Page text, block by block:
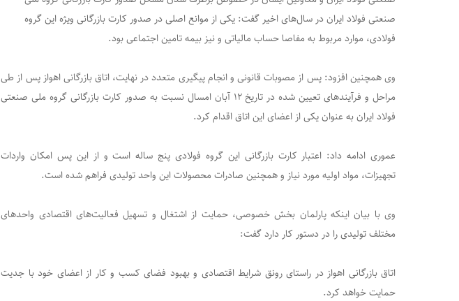
صنعتی فولاد ایران در سال‌های اخیر گفت: یکی از موانع اصلی در صدور کارت بازرگانی ویژه این گروه
فولادی، موارد مربوط به مفاصا حساب مالیاتی و نیز بیمه تامین اجتماعی بود.
وی همچنین افزود: پس از مصوبات قانونی و انجام پیگیری‌ متعدد در نهایت، اتاق بازرگانی اهواز پس از طی
مراحل و فرآیندهای تعیین شده در تاریخ ۱۲ آبان امسال نسبت به صدور کارت بازرگانی گروه ملی صنعتی
فولاد ایران به عنوان یکی از اعضای این اتاق اقدام کرد.
عموری ادامه داد: اعتبار کارت بازرگانی این گروه فولادی پنج ساله است و از این پس امکان واردات
تجهیزات، مواد اولیه مورد نیاز و همچنین صادرات محصولات این واحد تولیدی فراهم شده است.
وی با بیان اینکه پارلمان بخش خصوصی، حمایت از اشتغال و تسهیل فعالیت‌های اقتصادی واحدهای
مختلف تولیدی را در دستور کار دارد گفت:
اتاق بازرگانی اهواز در راستای رونق شرایط اقتصادی و بهبود فضای کسب و کار از اعضای خود با جدیت
حمایت خواهد کرد.